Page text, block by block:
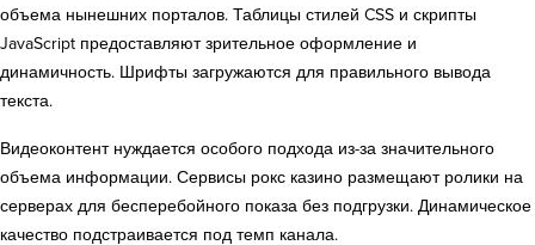
объема нынешних порталов. Таблицы стилей CSS и скрипты
JavaScript предоставляют зрительное оформление и
динамичность. Шрифты загружаются для правильного вывода
текста.
Видеоконтент нуждается особого подхода из-за значительного
объема информации. Сервисы рокс казино размещают ролики на
серверах для бесперебойного показа без подгрузки. Динамическое
качество подстраивается под темп канала.